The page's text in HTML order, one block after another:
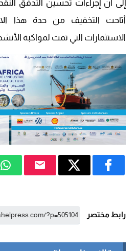
إلى أن إجراءات تحسين التدفق
أتاحت التخفيف من حدة هذا
الاستثمارات التي تمت لمواكبة
رابط مختصر